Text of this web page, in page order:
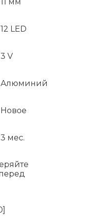
12 LED
3 V
Алюминий
Новое
3 мес.